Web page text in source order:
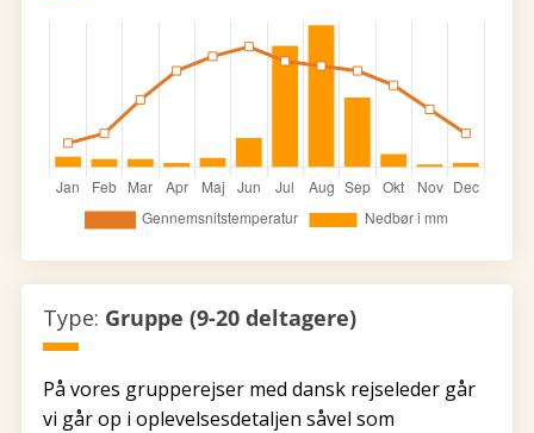
Type: Gruppe (9-20 deltagere)
På vores grupperejser med dansk rejseleder går
vi går op i oplevelsesdetaljen såvel som